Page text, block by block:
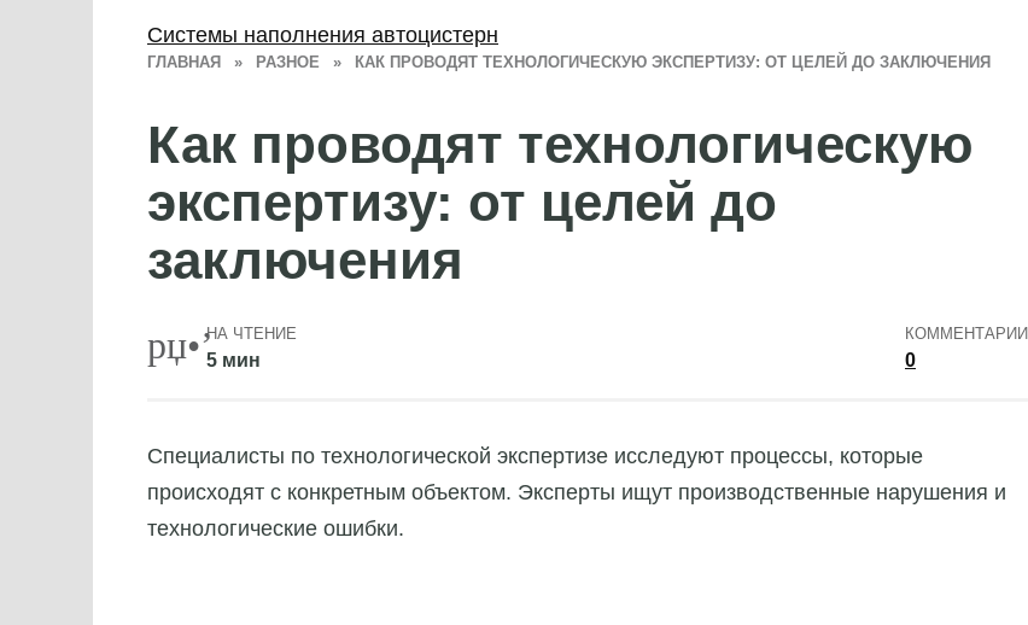
ГЛАВНАЯ » РАЗНОЕ » КАК ПРОВОДЯТ ТЕХНОЛОГИЧЕСКУЮ ЭКСПЕРТИЗУ: ОТ ЦЕЛЕЙ ДО ЗАКЛЮЧЕНИЯ
Как проводят технологическую
экспертизу: от целей до
заключения
НА ЧТЕНИЕ
5 мин
КОММЕНТАРИИ
0
Специалисты по технологической экспертизе исследуют процессы, которые
происходят с конкретным объектом. Эксперты ищут производственные нарушения и
технологические ошибки.
Системы наполнения автоцистерн